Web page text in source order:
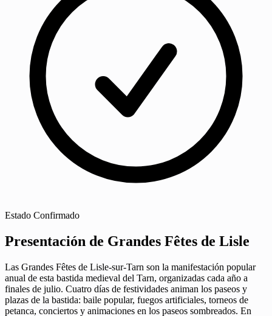
Estado Confirmado
Presentación de Grandes Fêtes de Lisle
Las Grandes Fêtes de Lisle-sur-Tarn son la manifestación popular
anual de esta bastida medieval del Tarn, organizadas cada año a
finales de julio. Cuatro días de festividades animan los paseos y
plazas de la bastida: baile popular, fuegos artificiales, torneos de
petanca, conciertos y animaciones en los paseos sombreados. En